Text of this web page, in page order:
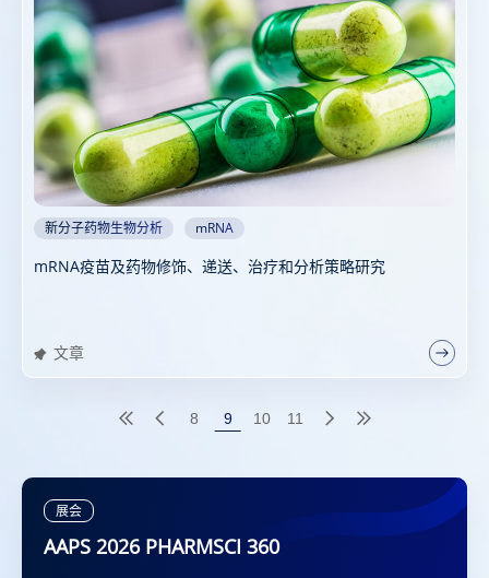
新分子药物生物分析 mRNA
mRNA疫苗及药物修饰、递送、治疗和分析策略研究
文章
8 9 10 11
展会
DMDG-GMP-SPS Joint Meeting 2026